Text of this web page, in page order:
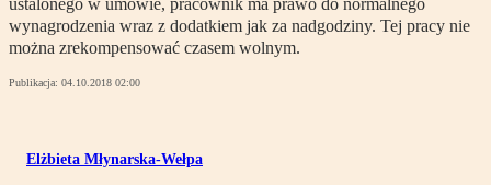
ustalonego w umowie, pracownik ma prawo do normalnego
wynagrodzenia wraz z dodatkiem jak za nadgodziny. Tej pracy nie
można zrekompensować czasem wolnym.
Publikacja: 04.10.2018 02:00
Elżbieta Młynarska-Wełpa